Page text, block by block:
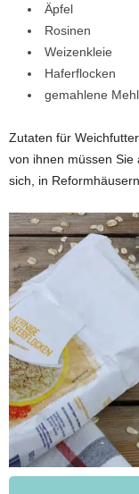
Äpfel
Rosinen
Weizenkleie
Haferflocken
gemahlene
Zutaten für
von ihnen müssen Sie
sich, in